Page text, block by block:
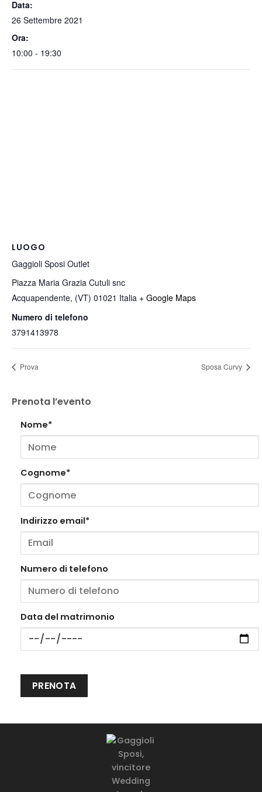
Data:
26 Settembre 2021
Ora:
10:00 - 19:30
LUOGO
Gaggioli Sposi Outlet
Piazza Maria Grazia Cutuli snc
Acquapendente, (VT) 01021 Italia + Google Maps
Numero di telefono
3791413978
Prova Sposa Curvy
Prenota l’evento
Nome*
Cognome*
Indirizzo email*
Numero di telefono
Data del matrimonio